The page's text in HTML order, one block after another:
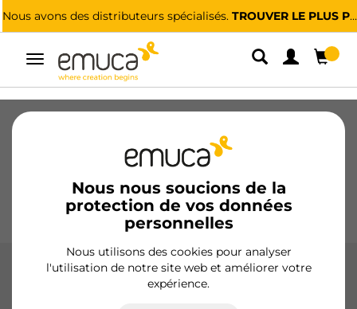
Nous avons des distributeurs spécialisés. TROUVER LE PLUS PROCHE
Alterner
navigation
Nous nous soucions de la
protection de vos données
personnelles
Nous utilisons des cookies pour analyser
l'utilisation de notre site web et améliorer votre
expérience.
Charnières
Cuisine Montage
Poignées Pieds Présentoirs
Poubelles